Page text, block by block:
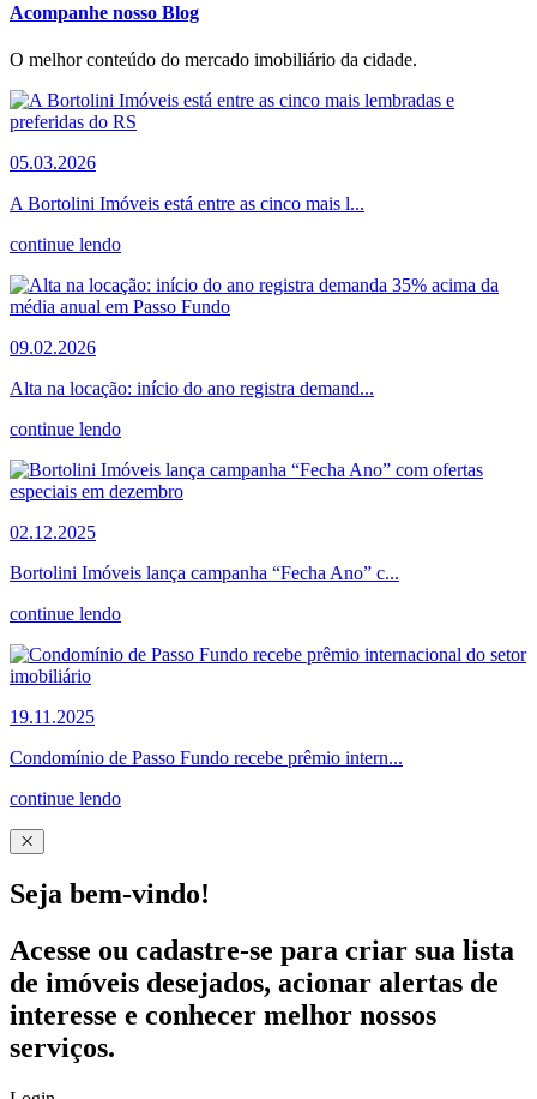
Acompanhe nosso Blog
O melhor conteúdo do mercado imobiliário da cidade.
05.03.2026
A Bortolini Imóveis está entre as cinco mais l...
continue lendo
09.02.2026
Alta na locação: início do ano registra demand...
continue lendo
02.12.2025
Bortolini Imóveis lança campanha “Fecha Ano” c...
continue lendo
19.11.2025
Condomínio de Passo Fundo recebe prêmio intern...
continue lendo
Seja bem-vindo!
Acesse ou cadastre-se para criar sua lista
de imóveis desejados, acionar alertas de
interesse e conhecer melhor nossos
serviços.